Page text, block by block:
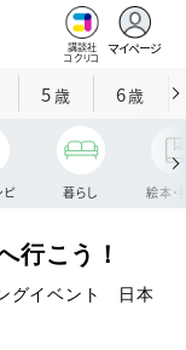
講談社
コクリコ
マイページ
5歳 6歳
ピ 暮らし 絵本・
行こう！
グイベント 日本